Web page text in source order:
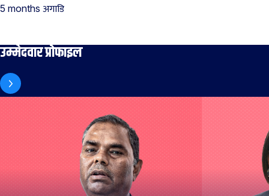
5 months अगाडि
उम्मेदवार प्रोफाइल